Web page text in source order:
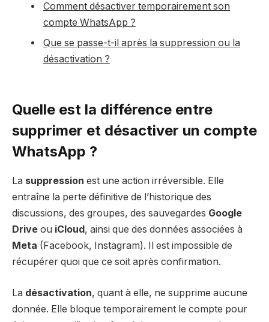
Comment désactiver temporairement son
compte WhatsApp ?
Que se passe-t-il après la suppression ou la
désactivation ?
Quelle est la différence entre
supprimer et désactiver un compte
WhatsApp ?
La suppression est une action irréversible. Elle
entraîne la perte définitive de l’historique des
discussions, des groupes, des sauvegardes Google
Drive ou iCloud , ainsi que des données associées à
Meta (Facebook, Instagram). Il est impossible de
récupérer quoi que ce soit après confirmation.
La désactivation, quant à elle, ne supprime aucune
donnée. Elle bloque temporairement le compte pour